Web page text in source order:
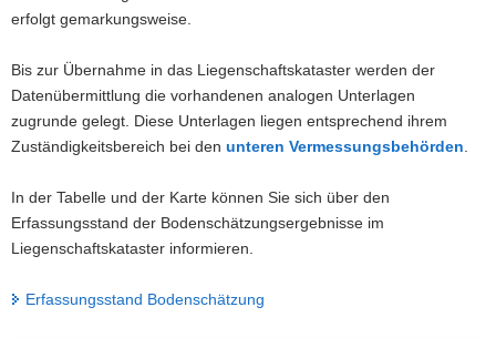
erfolgt gemarkungsweise.
Bis zur Übernahme in das Liegenschaftskataster werden der
Datenübermittlung die vorhandenen analogen Unterlagen
zugrunde gelegt. Diese Unterlagen liegen entsprechend ihrem
Zuständigkeitsbereich bei den unteren Vermessungsbehörden
In der Tabelle und der Karte können Sie sich über den
Erfassungsstand der Bodenschätzungsergebnisse im
Liegenschaftskataster informieren.
Erfassungsstand Bodenschätzung